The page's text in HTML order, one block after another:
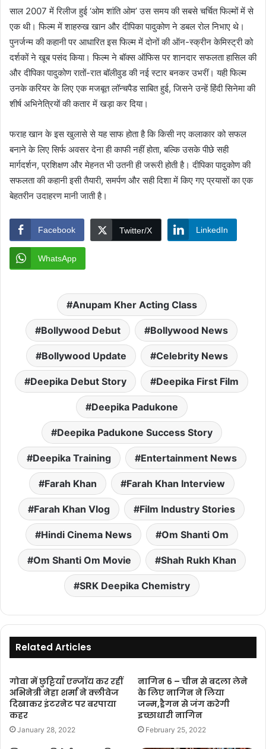
साल 2007 में रिलीज हुई ‘ओम शांति ओम’ उस समय की सबसे चर्चित फिल्मों में से
एक थी। फिल्म में शाहरुख खान और दीपिका पादुकोण ने डबल रोल निभाए थे।
पुनर्जन्म की कहानी पर आधारित इस फिल्म में दोनों की ऑन-स्क्रीन केमिस्ट्री को
दर्शकों ने खूब पसंद किया। फिल्म ने बॉक्स ऑफिस पर शानदार सफलता हासिल की
और दीपिका पादुकोण रातों-रात बॉलीवुड की नई स्टार बनकर उभरीं। यही फिल्म
उनके करियर के लिए एक मजबूत लॉन्चपैड साबित हुई, जिसने उन्हें हिंदी सिनेमा की
शीर्ष अभिनेत्रियों की कतार में खड़ा कर दिया।
फराह खान के इस खुलासे से यह साफ होता है कि किसी नए कलाकार को सफल
बनाने के लिए सिर्फ अवसर देना ही काफी नहीं होता, बल्कि उसके पीछे सही
मार्गदर्शन, प्रशिक्षण और मेहनत भी उतनी ही जरूरी होती है। दीपिका पादुकोण की
सफलता की कहानी इसी तैयारी, समर्पण और सही दिशा में किए गए प्रयासों का एक
बेहतरीन उदाहरण मानी जाती है।
Facebook Twitter/X LinkedIn
WhatsApp
Anupam Kher Acting Class
Bollywood Debut Bollywood News
Bollywood Update Celebrity News
Deepika Debut Story Deepika First Film
Deepika Padukone
Deepika Padukone Success Story
Deepika Training Entertainment News
Farah Khan Farah Khan Interview
Farah Khan Vlog Film Industry Stories
Hindi Cinema News Om Shanti Om
Om Shanti Om Movie Shah Rukh Khan
SRK Deepika Chemistry
Related Articles
गोवा में छुट्टियाँ एन्जॉय कर रहीं
अभिनेत्री नेहा शर्मा ने क्लीवेज
दिखाकर इंटरनेट पर बरपाया
कहर
January 28, 2022
नागिन 6 – चीन से बदला लेने
के लिए नागिन ने लिया
जन्म,ड्रैगन से जंग करेगी
इच्छाधारी नागिन
February 25, 2022